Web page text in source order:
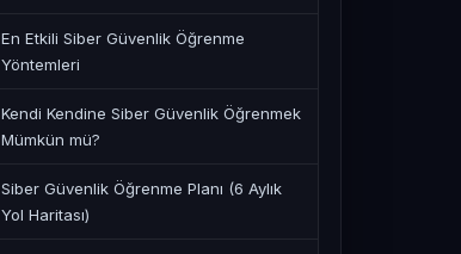
En Etkili Siber Güvenlik Öğrenme
Yöntemleri
Kendi Kendine Siber Güvenlik Öğrenmek
Mümkün mü?
Siber Güvenlik Öğrenme Planı (6 Aylık
Yol Haritası)